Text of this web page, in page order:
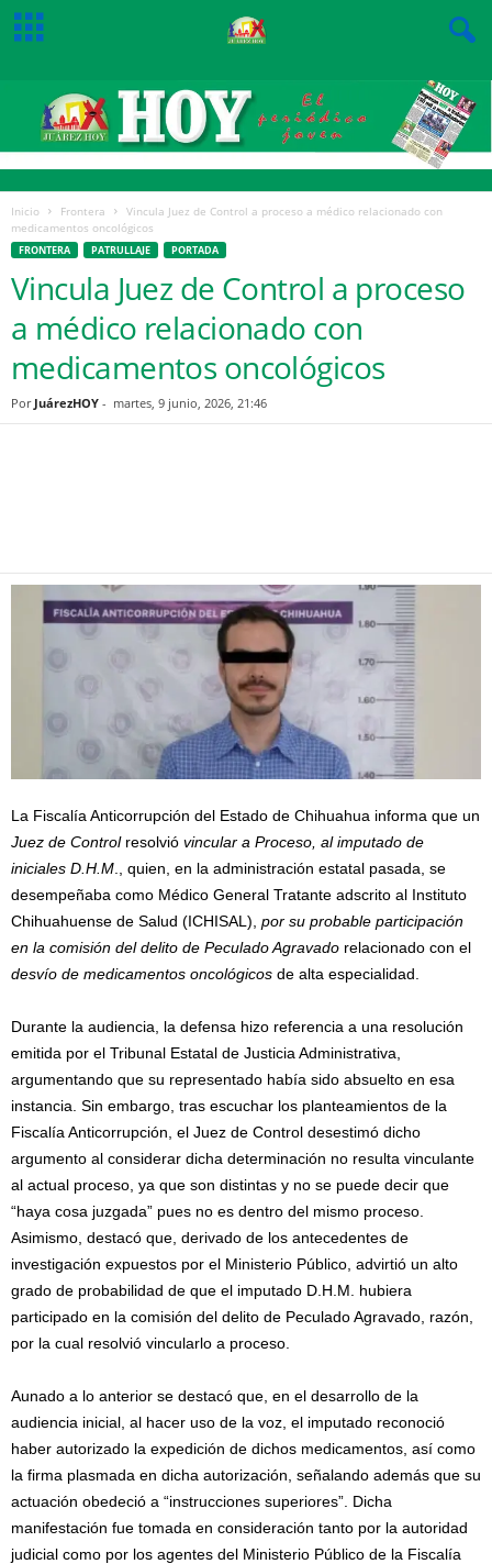
Inicio Frontera
Vincula Juez de Control a proceso a médico relacionado con
medicamentos oncológicos
FRONTERA PATRULLAJE PORTADA
Vincula Juez de Control a proceso
a médico relacionado con
medicamentos oncológicos
Por JuárezHOY - martes, 9 junio, 2026, 21:46
La Fiscalía Anticorrupción del Estado de Chihuahua informa que un
Juez de Controlresolvió vincular a Proceso, al imputado de
iniciales D.H.M ., quien, en la administración estatal pasada, se
desempeñaba como Médico General Tratante adscrito al Instituto
Chihuahuense de Salud (ICHISAL), por su probable participación
en la comisión del delito de Peculado Agravado relacionado con el
desvío de medicamentos oncológicos de alta especialidad.
Durante la audiencia, la defensa hizo referencia a una resolución
emitida por el Tribunal Estatal de Justicia Administrativa,
argumentando que su representado había sido absuelto en esa
instancia. Sin embargo, tras escuchar los planteamientos de la
Fiscalía Anticorrupción, el Juez de Control desestimó dicho
argumento al considerar dicha determinación no resulta vinculante
al actual proceso, ya que son distintas y no se puede decir que
“haya cosa juzgada” pues no es dentro del mismo proceso.
Asimismo, destacó que, derivado de los antecedentes de
investigación expuestos por el Ministerio Público, advirtió un alto
grado de probabilidad de que el imputado D.H.M. hubiera
participado en la comisión del delito de Peculado Agravado, razón,
por la cual resolvió vincularlo a proceso.
Aunado a lo anterior se destacó que, en el desarrollo de la
audiencia inicial, al hacer uso de la voz, el imputado reconoció
haber autorizado la expedición de dichos medicamentos, así como
la firma plasmada en dicha autorización, señalando además que su
actuación obedeció a “instrucciones superiores”. Dicha
manifestación fue tomada en consideración tanto por la autoridad
judicial como por los agentes del Ministerio Público de la Fiscalía